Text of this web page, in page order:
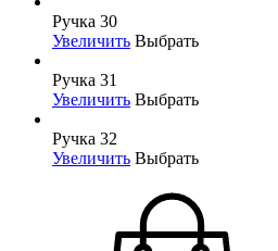
Ручка 30
Увеличить Выбрать
Ручка 31
Увеличить Выбрать
Ручка 32
Увеличить Выбрать